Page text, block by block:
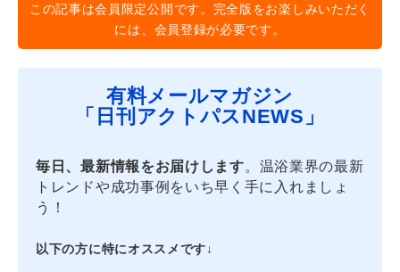
この記事は会員限定公開です。完全版をお楽しみいただく
には、会員登録が必要です。
有料メールマガジン
「日刊アクトパスNEWS」
毎日、最新情報をお届けします。温浴業界の最新
トレンドや成功事例をいち早く手に入れましょ
う！
以下の方に特にオススメです↓